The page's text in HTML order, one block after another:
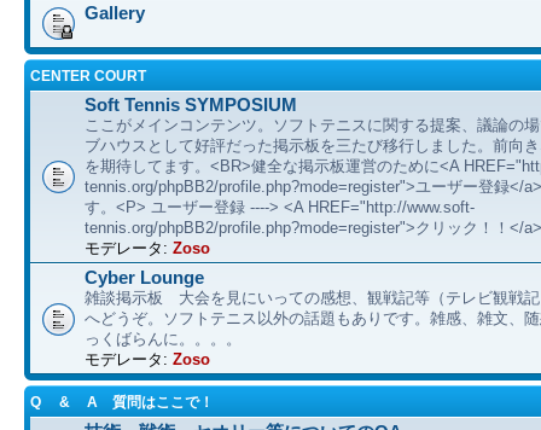
Gallery
CENTER COURT
Soft Tennis SYMPOSIUM
ここがメインコンテンツ。ソフトテニスに関する提案、議論の
ブハウスとして好評だった掲示板を三たび移行しました。前向
を期待してます。<BR>健全な掲示板運営のために<A
tennis.org/phpBB2/profile.php?mode=register">ユーザー登録</
す。<P> ユーザー登録 ----> <A HREF="http://www.soft-
tennis.org/phpBB2/profile.php?mode=register">クリック！！</a>
モデレータ: Zoso
Cyber Lounge
雑談掲示板 大会を見にいっての感想、観戦記等（テレビ観戦
へどうぞ。ソフトテニス以外の話題もありです。雑感、雑文、
っくばらんに。。。。
モデレータ: Zoso
Q & A 質問はここで！